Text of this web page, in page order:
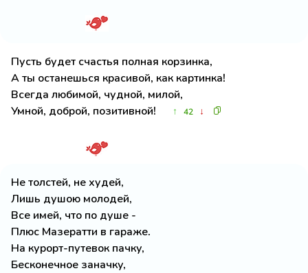
Пусть будет счастья полная корзинка,
А ты останешься красивой, как картинка!
Всегда любимой, чудной, милой,
Умной, доброй, позитивной!
↑ 42 ↓
Не толстей, не худей,
Лишь душою молодей,
Все имей, что по душе -
Плюс Мазератти в гараже.
На курорт-путевок пачку,
Бесконечное заначку,